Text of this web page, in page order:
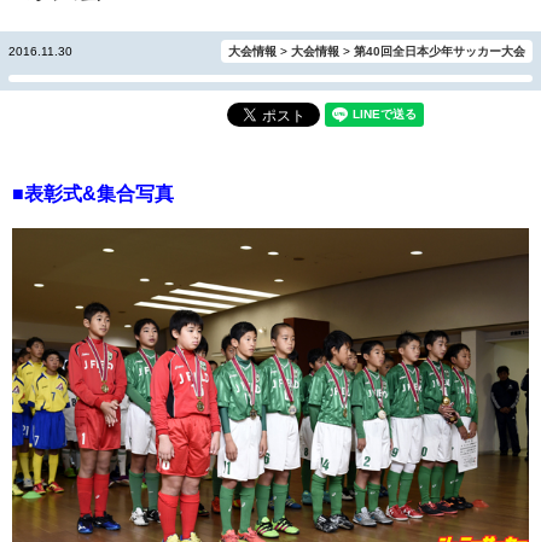
2016.11.30 大会情報 > 大会情報 > 第40回全日本少年サッカー大会
■表彰式&集合写真